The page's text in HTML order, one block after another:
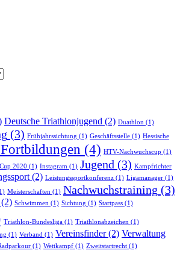
Deutsche Triathlonjugend (2) Duathlon (1)
(3) Frühjahrssichtung (1) Geschäftsstelle (1) Hessische
(4) HTV-Nachwuchscup (1)
2020 (1) Instagram (1) Jugend (3) Kampfrichter
(2) Leistungssportkonferenz (1) Ligamanager (1)
Meisterschaften (1) Nachwuchstraining (3)
(2) Schwimmen (1) Sichtung (1) Startpass (1)
Triathlon-Bundesliga (1) Triathlonabzeichen (1)
(1) Verband (1) Vereinsfinder(2) Verwaltung
(1) Wettkampf (1) Zweitstartrecht (1)